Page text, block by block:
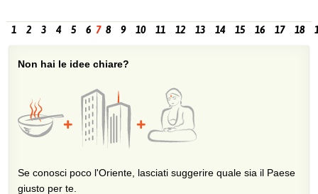
1 2 3 4 5 6 7 8 9 10 11 12 13 14 15 16 17 18
Non hai le idee chiare?
Se conosci poco l'Oriente, lasciati suggerire quale sia il Paese
giusto per te.